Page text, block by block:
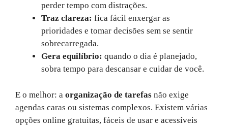
perder tempo com distrações.
Traz clareza: fica fácil enxergar as
prioridades e tomar decisões sem se sentir
sobrecarregada.
Gera equilíbrio: quando o dia é planejado,
sobra tempo para descansar e cuidar de você.
E o melhor: a organização de tarefas não exige
agendas caras ou sistemas complexos. Existem várias
opções online gratuitas, fáceis de usar e acessíveis